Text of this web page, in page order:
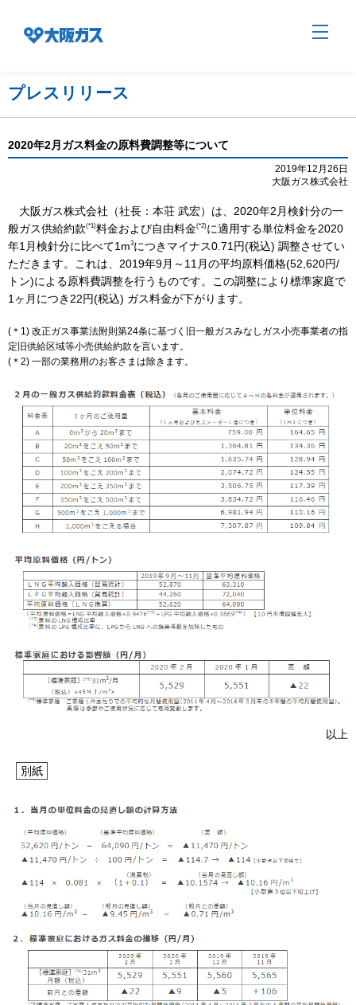
企業情報
業務用・産業用のお客さま
社会貢献
技術開発
サステナビリティ
IR情報
採用情報
プレスリリース
プレスリリース
2020年2月ガス料金の原料費調整等について
2019年12月26日
大阪ガス株式会社
大阪ガス株式会社（社長：本荘 武宏）は、2020年2月検針分の一
般ガス供給約款(*1)料金および自由料金(*2)に適用する単位料金を2020
年1月検針分に比べて1m3につきマイナス0.71円(税込) 調整させてい
ただきます。これは、2019年9月～11月の平均原料価格(52,620円/
トン)による原料費調整を行うものです。この調整により標準家庭で
1ヶ月につき22円(税込) ガス料金が下がります。
(＊1) 改正ガス事業法附則第24条に基づく旧一般ガスみなしガス小売事業者の指
定旧供給区域等小売供給約款を言います。
(＊2) 一部の業務用のお客さまは除きます。
以上
別紙